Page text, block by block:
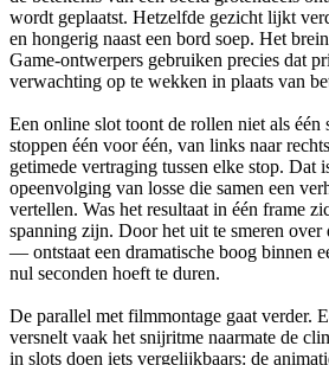
wordt geplaatst. Hetzelfde gezicht lijkt
en hongerig naast een bord soep. Het
Game-ontwerpers gebruiken precies dat
verwachting op te wekken in plaats van
Een online slot toont de rollen niet als één
stoppen één voor één, van links naar
getimede vertraging tussen elke stop. Dat
opeenvolging van losse die samen een
vertellen. Was het resultaat in één frame
spanning zijn. Door het uit te smeren
— ontstaat een dramatische boog binnen
nul seconden hoeft te duren.
De parallel met filmmontage gaat verder.
versnelt vaak het snijritme naarmate de
in slots doen iets vergelijkbaars: de